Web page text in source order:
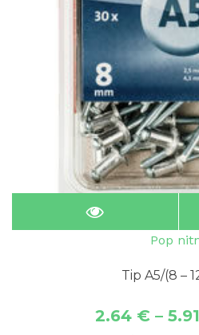
Pop
Tip A5/(8 –
2.64 €– 5.91